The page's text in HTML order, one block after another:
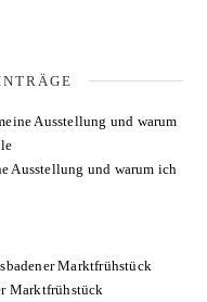
Ausstellung und warum ich
Marktfrühstück